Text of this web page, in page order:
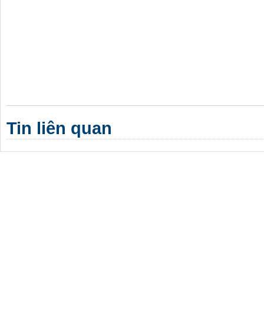
Tin liên quan